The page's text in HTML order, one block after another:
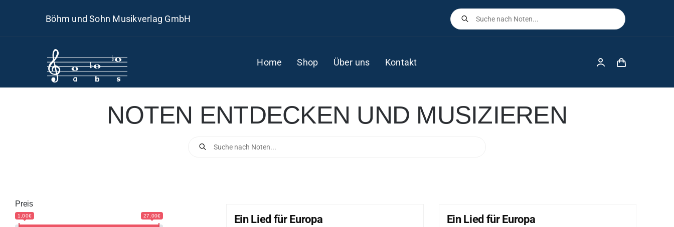
Böhm und Sohn Musikverlag GmbH
Products
search
Home Shop Über uns Kontakt
NOTEN ENTDECKEN UND MUSIZIEREN
search
Ein Lied für Europa Ein Lied für Europa
Preis
1,00€ 27,00€